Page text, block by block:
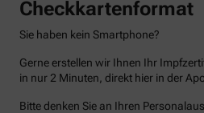
Checkkartenformat
Sie haben kein Smartphone?
Gerne erstellen wir Ihnen Ihr
in nur 2 Minuten, direkt hier in der
Bitte denken Sie an Ihren